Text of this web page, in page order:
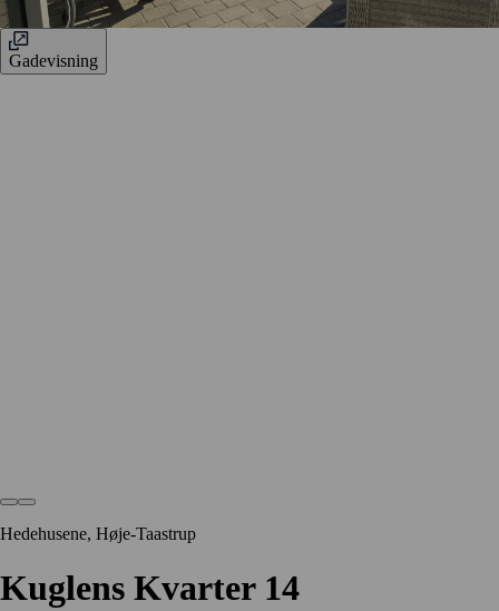
Gadevisning
Hedehusene, Høje-Taastrup
Kuglens Kvarter 14